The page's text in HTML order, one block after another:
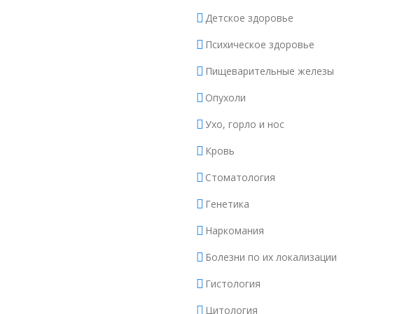
Детское здоровье
Психическое здоровье
Пищеварительные железы
Опухоли
Ухо, горло и нос
Кровь
Стоматология
Генетика
Наркомания
Болезни по их локализации
Гистология
Цитология